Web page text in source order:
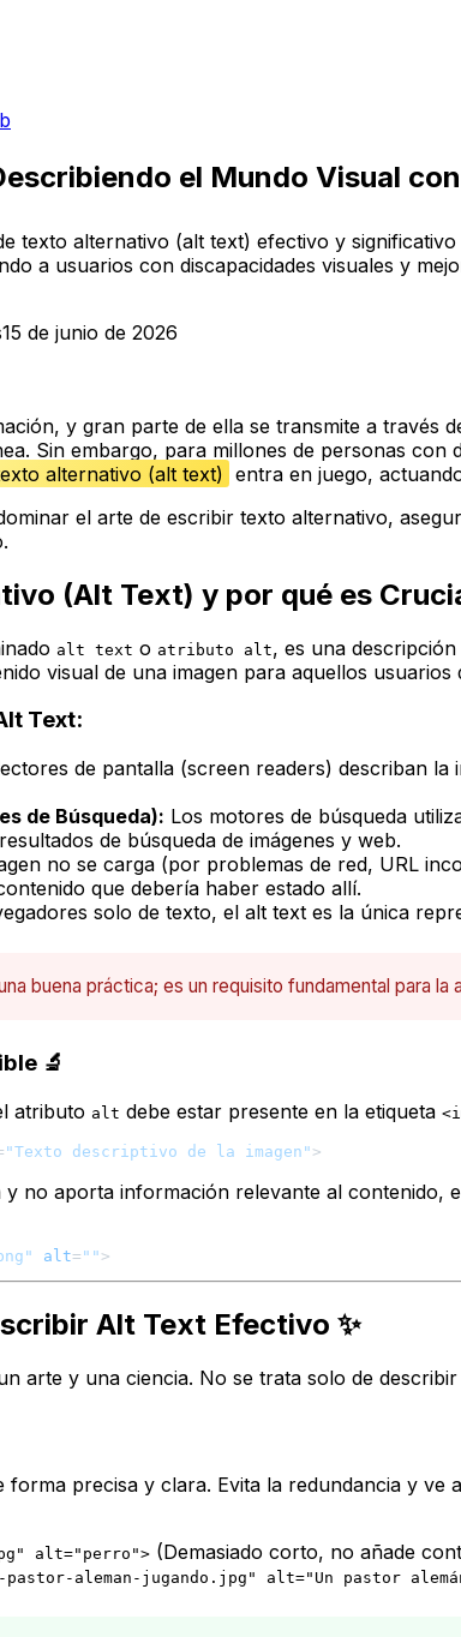
el Mundo Visual
texto alternativo (alt text) efectivo y
a usuarios con discapacidades visuales y
15 de junio de 2026
y gran parte de ella se transmite a través
Sin embargo, para millones de personas
alternativo (alt text) entra en juego,
el arte de escribir texto alternativo,
(Alt Text) y por qué es
alt text o atributo alt, es una
visual de una imagen para aquellos usuarios
Text:
de pantalla (screen readers) describan
de Búsqueda): Los motores de búsqueda
de búsqueda de imágenes y web.
no se carga (por problemas de red, URL
que debería haber estado allí.
solo de texto, el alt text es la única
buena práctica; es un requisito fundamental para
🔬
atributo alt debe estar presente en la etiqueta
"Texto descriptivo de la imagen" >
y no aporta información relevante al contenido,
alt= "" >
Alt Text Efectivo ✨
arte y una ciencia. No se trata solo de
forma precisa y clara. Evita la redundancia y
alt="perro"> (Demasiado corto, no añade
pastor-aleman-jugando.jpg" alt="Un pastor